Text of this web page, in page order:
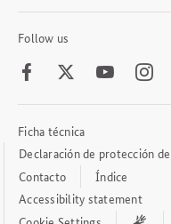
Follow us
FacebookTwitter Youtube
Footer
Meta
Links
Ficha técnica
Declaración de protección
Contacto
Índice
Accessibility statement